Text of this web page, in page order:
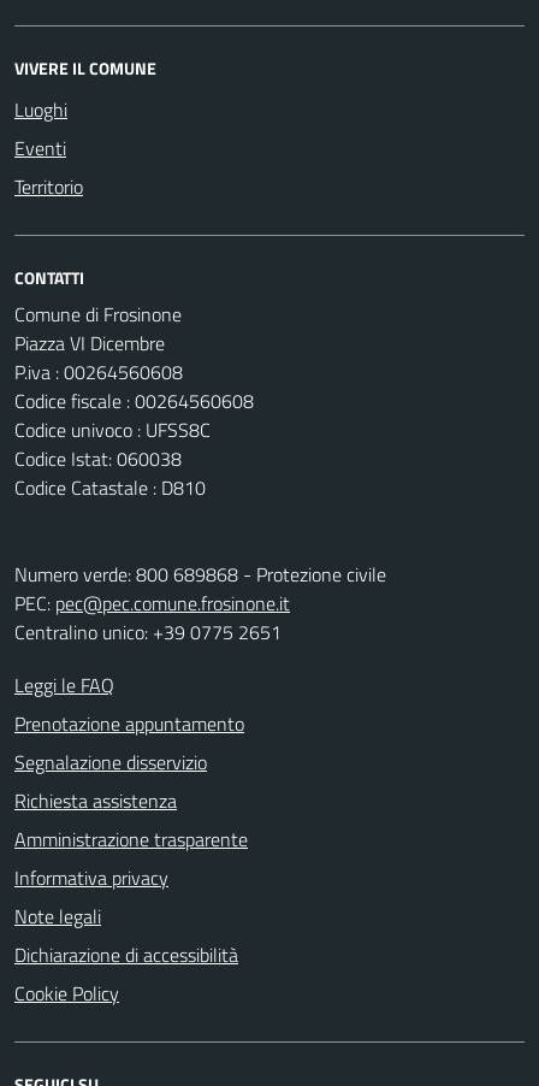
VIVERE IL COMUNE
Luoghi
Eventi
Territorio
CONTATTI
Comune di Frosinone
Piazza VI Dicembre
P.iva : 00264560608
Codice fiscale : 00264560608
Codice univoco : UFSS8C
Codice Istat: 060038
Codice Catastale : D810
Numero verde: 800 689868 - Protezione civile
PEC: pec@pec.comune.frosinone.it
Centralino unico: +39 0775 2651
Leggi le FAQ
Prenotazione appuntamento
Segnalazione disservizio
Richiesta assistenza
Amministrazione trasparente
Informativa privacy
Note legali
Dichiarazione di accessibilità
Cookie Policy